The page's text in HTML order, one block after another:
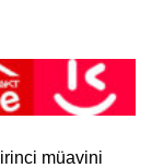
müavini